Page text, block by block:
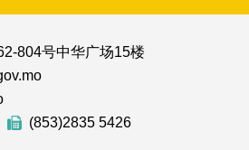
804号中华广场15楼
(853)2835 5426